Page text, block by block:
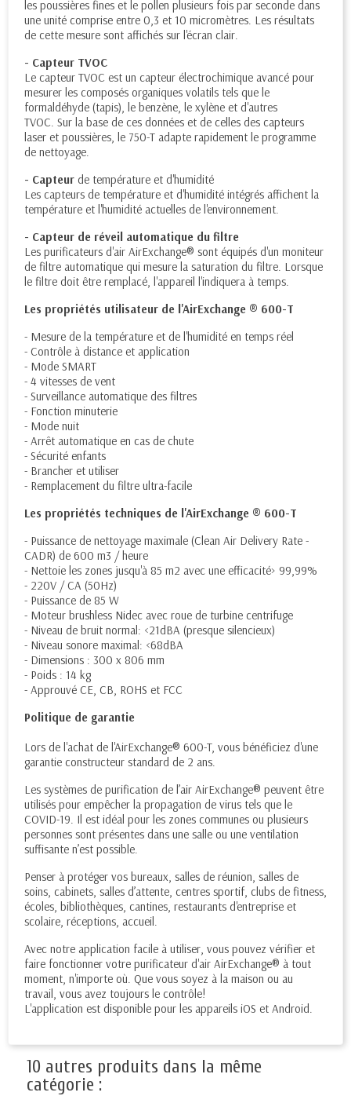
les poussières fines et le pollen plusieurs fois par seconde dans
une unité comprise entre 0,3 et 10 micromètres. Les résultats
de cette mesure sont affichés sur l'écran clair.
- Capteur TVOC
Le capteur TVOC est un capteur électrochimique avancé pour
mesurer les composés organiques volatils tels que le
formaldéhyde (tapis), le benzène, le xylène et d'autres
TVOC. Sur la base de ces données et de celles des capteurs
laser et poussières, le 750-T adapte rapidement le programme
de nettoyage.
- Capteur de température et d'humidité
Les capteurs de température et d'humidité intégrés affichent la
température et l'humidité actuelles de l'environnement.
- Capteur de réveil automatique du filtre
Les purificateurs d'air AirExchange® sont équipés d'un moniteur
de filtre automatique qui mesure la saturation du filtre. Lorsque
le filtre doit être remplacé, l'appareil l'indiquera à temps.
Les propriétés utilisateur de l'AirExchange ® 600-T
- Mesure de la température et de l'humidité en temps réel
- Contrôle à distance et application
- Mode SMART
- 4 vitesses de vent
- Surveillance automatique des filtres
- Fonction minuterie
- Mode nuit
- Arrêt automatique en cas de chute
- Sécurité enfants
- Brancher et utiliser
- Remplacement du filtre ultra-facile
Les propriétés techniques de l'AirExchange ® 600-T
- Puissance de nettoyage maximale (Clean Air Delivery Rate -
CADR) de 600 m3 / heure
- Nettoie les zones jusqu'à 85 m2 avec une efficacité> 99,99%
- 220V / CA (50Hz)
- Puissance de 85 W
- Moteur brushless Nidec avec roue de turbine centrifuge
- Niveau de bruit normal: <21dBA (presque silencieux)
- Niveau sonore maximal: <68dBA
- Dimensions : 300 x 806 mm
- Poids : 14 kg
- Approuvé CE, CB, ROHS et FCC
Politique de garantie
Lors de l'achat de l'AirExchange® 600-T, vous bénéficiez d'une
garantie constructeur standard de 2 ans.
Les systèmes de purification de l’air AirExchange® peuvent être
utilisés pour empêcher la propagation de virus tels que le
COVID-19. Il est idéal pour les zones communes ou plusieurs
personnes sont présentes dans une salle ou une ventilation
suffisante n’est possible.
Penser à protéger vos bureaux, salles de réunion, salles de
soins, cabinets, salles d’attente, centres sportif, clubs de fitness,
écoles, bibliothèques, cantines, restaurants d'entreprise et
scolaire, réceptions, accueil.
Avec notre application facile à utiliser, vous pouvez vérifier et
faire fonctionner votre purificateur d'air AirExchange® à tout
moment, n'importe où. Que vous soyez à la maison ou au
travail, vous avez toujours le contrôle!
L'application est disponible pour les appareils iOS et Android.
10 autres produits dans la même
catégorie :